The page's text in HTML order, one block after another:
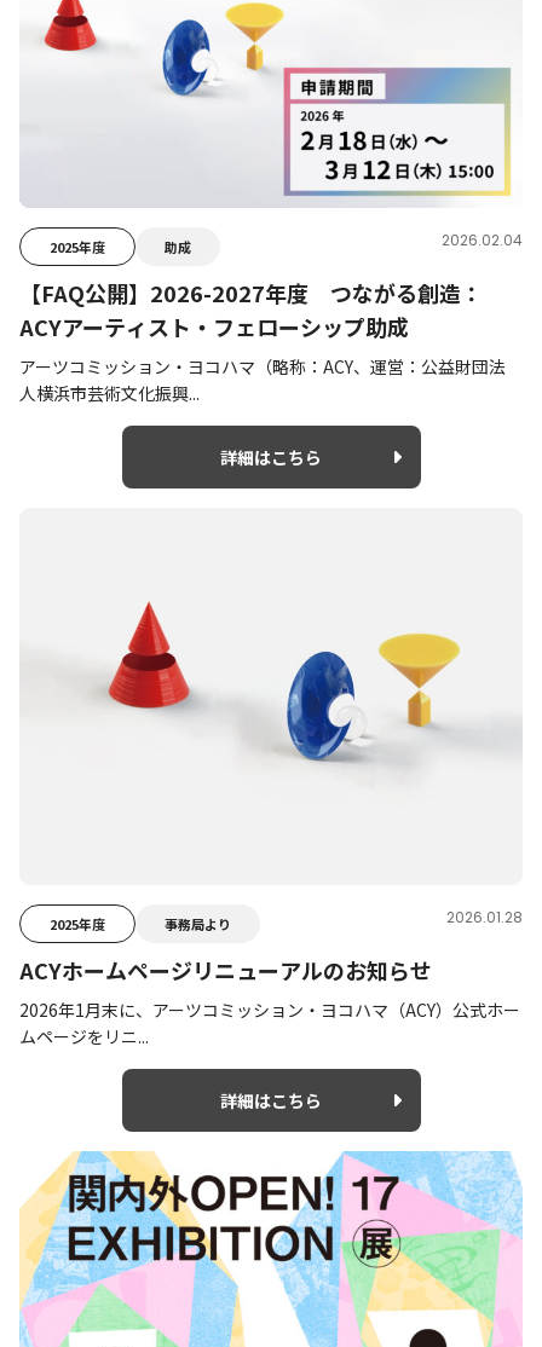
2025年度 助成 2026.02.04
【FAQ公開】2026-2027年度 つながる創造：
ACYアーティスト・フェローシップ助成
アーツコミッション・ヨコハマ（略称：ACY、運営：公益財団法
人横浜市芸術文化振興...
詳細はこちら
2025年度 事務局より 2026.01.28
ACYホームページリニューアルのお知らせ
2026年1月末に、アーツコミッション・ヨコハマ（ACY）公式ホー
ムページをリニ...
詳細はこちら